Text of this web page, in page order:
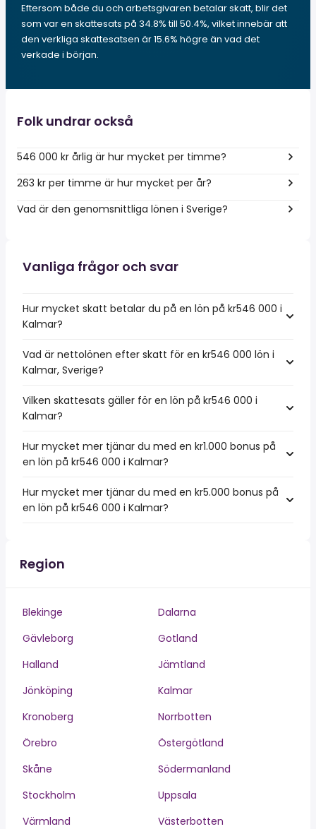
Eftersom både du och arbetsgivaren betalar skatt, blir det
som var en skattesats på 34.8% till 50.4%, vilket innebär att
den verkliga skattesatsen är 15.6% högre än vad det
verkade i början.
Folk undrar också
546 000 kr årlig är hur mycket per timme?
263 kr per timme är hur mycket per år?
Vad är den genomsnittliga lönen i Sverige?
Vanliga frågor och svar
Hur mycket skatt betalar du på en lön på kr546 000 i
Kalmar?
Vad är nettolönen efter skatt för en kr546 000 lön i
Kalmar, Sverige?
Vilken skattesats gäller för en lön på kr546 000 i
Kalmar?
Hur mycket mer tjänar du med en kr1.000 bonus på
en lön på kr546 000 i Kalmar?
Hur mycket mer tjänar du med en kr5.000 bonus på
en lön på kr546 000 i Kalmar?
Region
Blekinge
Dalarna
Gävleborg
Gotland
Halland
Jämtland
Jönköping
Kalmar
Kronoberg
Norrbotten
Örebro
Östergötland
Skåne
Södermanland
Stockholm
Uppsala
Värmland
Västerbotten